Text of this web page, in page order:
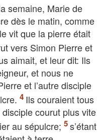
semaine, Marie de
dès le matin, comme
vit que la pierre était
vers Simon Pierre et
aimait, et leur dit: Ils
et nous ne
et l’autre disciple
Ils couraient tous
courut plus vite
au sépulcre;
s’étant